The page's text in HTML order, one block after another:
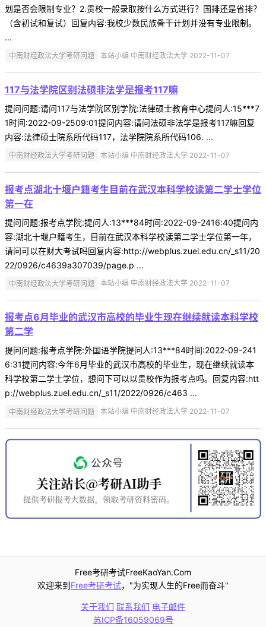
划是否会限制专业？2.贵校一般录取按什么方式进行？国排还是省排？
（含初试和复试）回复内容:我校少数民族骨干计划并没有专业限制。
...
中南财经政法大学考研问题 本站小编 中南财经政法大学 2022-11-07
117与法学院区别法硕非法学是报考117嘛
提问问题:请问117与法学院区别学院:法律硕士教育中心提问人:15***7
1时间:2022-09-2509:01提问内容:请问法硕非法学是报考117嘛回复
内容:法律硕士院系所代码117，法学院院系所代码106. ...
中南财经政法大学考研问题 本站小编 中南财经政法大学 2022-11-07
报考点湖北十堰户籍考生目前在武汉本科学校读第二学士学位
第一在
提问问题:报考点学院:提问人:13***84时间:2022-09-2416:40提问内
容:湖北十堰户籍考生，目前在武汉本科学校读第二学士学位第一年，
请问可以在财大考试吗回复内容:http://webplus.zuel.edu.cn/_s11/20
22/0926/c4639a307039/page.p ...
中南财经政法大学考研问题 本站小编 中南财经政法大学 2022-11-07
报考点6月毕业的武汉市高校的毕业生现在继续就读本科学校
第二学
提问问题:报考点学院:外国语学院提问人:13***84时间:2022-09-241
6:31提问内容:今年6月毕业的武汉市高校的毕业生，现在继续就读本
科学校第二学士学位，想问下可以以贵校作为报考点吗。回复内容:htt
p://webplus.zuel.edu.cn/_s11/2022/0926/c463 ...
中南财经政法大学考研问题 本站小编 中南财经政法大学 2022-11-07
Free考研考试FreeKaoYan.Com
欢迎来到Free考研考试，"为实现人生的Free而奋斗"
关于我们 联系我们 电子邮件
苏ICP备16059069号